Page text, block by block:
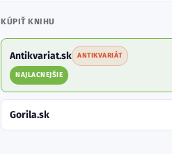
KÚPIŤ KNIHU
Antikvariat.sk ANTIKVARIÁT
NAJLACNEJŠIE
Gorila.sk